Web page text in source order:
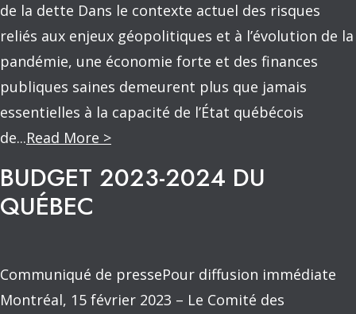
de la dette Dans le contexte actuel des risques
reliés aux enjeux géopolitiques et à l’évolution de la
pandémie, une économie forte et des finances
publiques saines demeurent plus que jamais
essentielles à la capacité de l’État québécois
de...Read More >
BUDGET 2023-2024 DU
QUÉBEC
Communiqué de pressePour diffusion immédiate
Montréal, 15 février 2023 – Le Comité des